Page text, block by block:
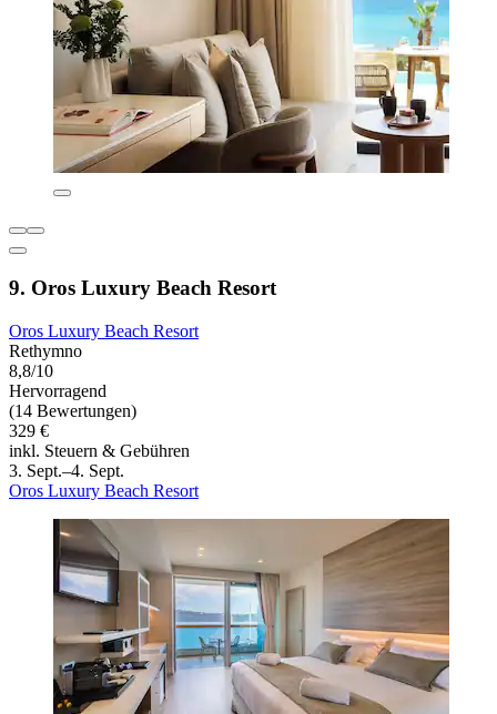
9. Oros Luxury Beach Resort
Oros Luxury Beach Resort
Rethymno
8,8/10
Hervorragend
(14 Bewertungen)
329 €
inkl. Steuern & Gebühren
3. Sept.–4. Sept.
Oros Luxury Beach Resort